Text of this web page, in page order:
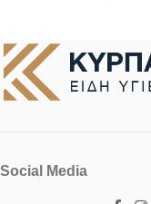
Social Media